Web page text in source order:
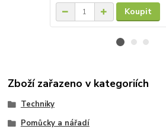
Koupit
Zboží zařazeno v kategoriích
Techniky
Pomůcky a nářadí